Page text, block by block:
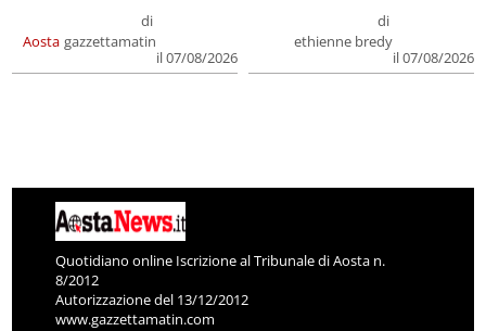
Aosta
di
gazzettamatin
il 07/08/2026
di
ethienne bredy
il 07/08/2026
Quotidiano online Iscrizione al Tribunale di Aosta n.
8/2012
Autorizzazione del 13/12/2012
www.gazzettamatin.com